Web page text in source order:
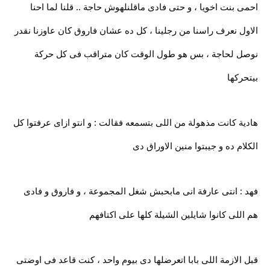
احمى بنت اخويا ، و حتى فادى ماقلنلهوش حاجة .. قلنا لما احنا
الاول نعرف راسنا من رجلينا ، كل ده عشان فاروق كان عاوزنا نقدر
نوصل لحاجة ، بس هو طول الوقت كان متراقب فى كل حركة
بيتحركها
هادية كانت مذهولة من اللى بتسمعه فقالت : و انتو ازاى عرفتوا كل
الكلام ده و جيبتوا منين الاوراق دى
فهد : انتى عارفة انى مابحبش شغل المجموعة ، و فاروق و فادى
هم اللى كانوا شايلين الشيلة كلها على اكتافهم
قبل الازمة اللى بابا اتعرضلها دى بيوم واحد ، كنت قاعد فى اوضتى